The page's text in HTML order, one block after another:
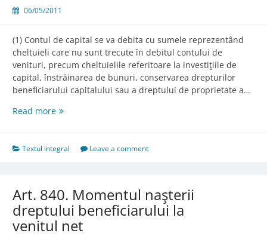
06/05/2011
(1) Contul de capital se va debita cu sumele reprezentând
cheltuieli care nu sunt trecute în debitul contului de
venituri, precum cheltuielile referitoare la investiţiile de
capital, înstrăinarea de bunuri, conservarea drepturilor
beneficiarului capitalului sau a dreptului de proprietate a…
Read moreArt.
contului
de
Textul integral Leave a comment
Art. 840. Momentul naşterii
dreptului beneficiarului la
venitul net